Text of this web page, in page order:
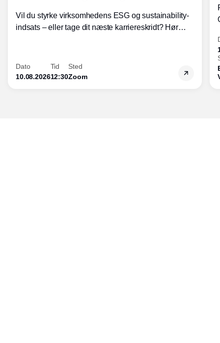
Vil du styrke virksomhedens ESG og sustainability-
indsats – eller tage dit næste karriereskridt? Hør
inden for bæredygtig forretningsudvikling - så du
skaber værdi for både samfund og bundlinje.
Dato
10.08.2026
Tid
12:30
Sted
Zoom